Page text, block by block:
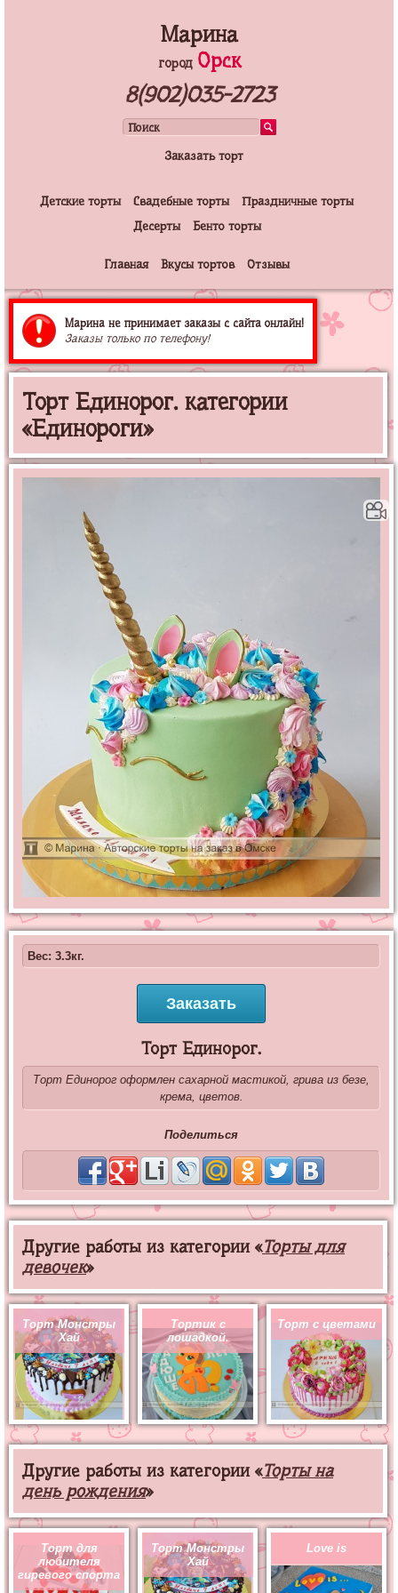
Марина
город Орск
8(902)035-2723
Заказать торт
Детские торты Свадебные торты
Праздничные торты
Десерты
Бенто торты
Главная Вкусы тортов Отзывы
Марина не принимает заказы с сайта онлайн!
Заказы только по телефону!
Торт Единорог. категории
«Единороги»
Вес: 3.3кг.
Заказать
Торт Единорог.
Торт Единорог оформлен сахарной мастикой, грива из безе,
крема, цветов.
Поделиться
Другие работы из категории «Торты для
девочек»
Торт Монстры
Хай
Тортик с
лошадкой.
Торт с цветами
Другие работы из категории «Торты на
день рождения»
Торт для
любителя
гиревого спорта
Торт Монстры
Хай
Love is